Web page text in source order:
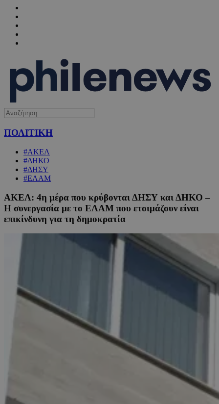
ΠΟΛΙΤΙΚΗ
#ΑΚΕΛ
#ΔΗΚΟ
#ΔΗΣΥ
#ΕΛΑΜ
ΑΚΕΛ: 4η μέρα που κρύβονται ΔΗΣΥ και ΔΗΚΟ –
Η συνεργασία με το ΕΛΑΜ που ετοιμάζουν είναι
επικίνδυνη για τη δημοκρατία